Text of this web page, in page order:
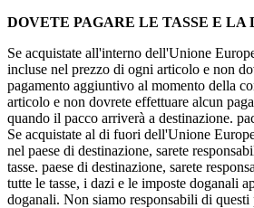
DOVETE PAGARE LE TASSE E LA
Se acquistate all'interno dell'Unione
incluse nel prezzo di ogni articolo e non
pagamento aggiuntivo al momento della
articolo e non dovrete effettuare alcun
quando il pacco arriverà a destinazione.
Se acquistate al di fuori dell'Unione
nel paese di destinazione, sarete
tasse. paese di destinazione, sarete
tutte le tasse, i dazi e le imposte doganali
doganali. Non siamo responsabili di questi